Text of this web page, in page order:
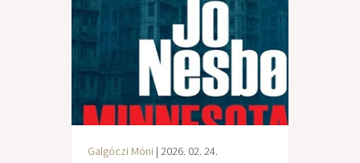
Galgóczi Móni | 2026. 02. 24.